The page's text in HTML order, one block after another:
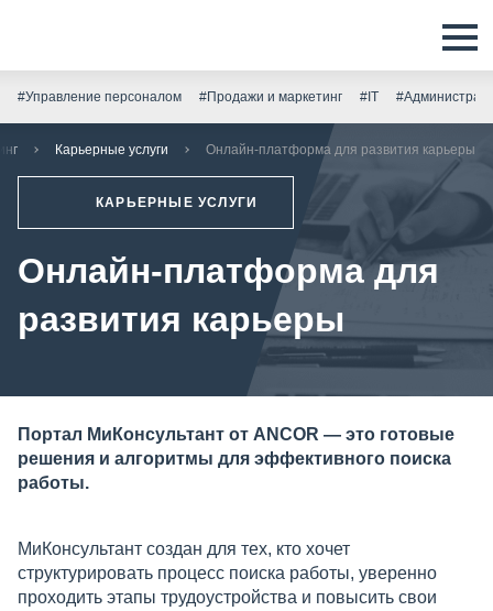
#Управление персоналом #Продажи и маркетинг #IT
Карьерные услуги Онлайн-платформа для развития карьеры
КАРЬЕРНЫЕ УСЛУГИ
Онлайн-платформа для
развития карьеры
Портал МиКонсультант от ANCOR — это готовые
решения и алгоритмы для эффективного поиска
работы.
МиКонсультант создан для тех, кто хочет
структурировать процесс поиска работы, уверенно
проходить этапы трудоустройства и повысить свои